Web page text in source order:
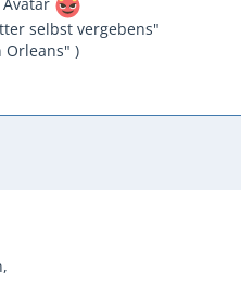
selbst vergebens"
Orleans" )